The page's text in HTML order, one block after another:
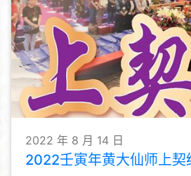
2022 年 8 月 14 日
2022壬寅年黄大仙师上契